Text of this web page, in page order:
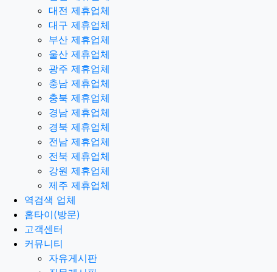
대전 제휴업체
대구 제휴업체
부산 제휴업체
울산 제휴업체
광주 제휴업체
충남 제휴업체
충북 제휴업체
경남 제휴업체
경북 제휴업체
전남 제휴업체
전북 제휴업체
강원 제휴업체
제주 제휴업체
역검색 업체
홈타이(방문)
고객센터
커뮤니티
자유게시판